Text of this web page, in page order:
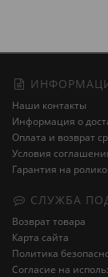
Наши контакты
Информация о
Оплата и возврат
Условия
Гарантия на
СЛУЖБА
Возврат товара
Карта сайта
Политика
Cогласие на